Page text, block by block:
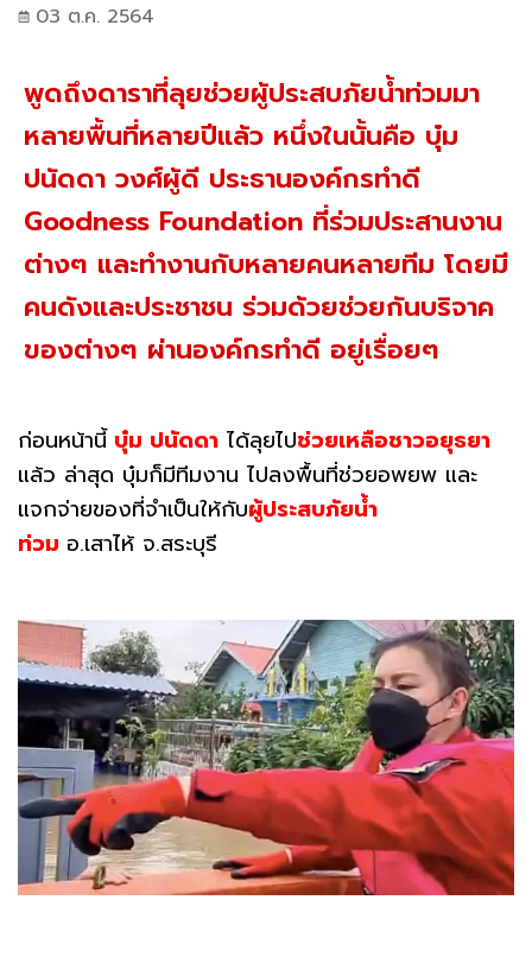
03 ต.ค. 2564
พูดถึงดาราที่ลุยช่วยผู้ประสบภัยน้ำท่วมมา
หลายพื้นที่หลายปีแล้ว หนึ่งในนั้นคือ บุ๋ม
ปนัดดา วงศ์ผู้ดี ประธานองค์กรทำดี
Goodness Foundation ที่ร่วมประสานงาน
ต่างๆ และทำงานกับหลายคนหลายทีม โดยมี
คนดังและประชาชน ร่วมด้วยช่วยกันบริจาค
ของต่างๆ ผ่านองค์กรทำดี อยู่เรื่อยๆ
ก่อนหน้านี้บุ๋ม ปนัดดา ได้ลุยไปช่วยเหลือชาวอยุธยา
แล้ว ล่าสุด บุ๋มก็มีทีมงาน ไปลงพื้นที่ช่วยอพยพ และ
แจกจ่ายของที่จำเป็นให้กับผู้ประสบภัยน้ำ
ท่วม อ.เสาไห้ จ.สระบุรี